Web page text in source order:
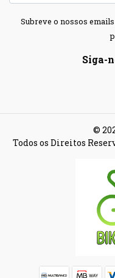
Subreve o nossos
Siga-
©
Todos os Direitos